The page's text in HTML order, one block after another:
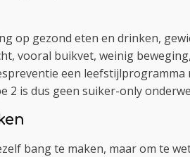
op gezond eten en drinken,
vooral buikvet, weinig
een
2 is dus geen suiker-only
bang te maken, maar om te